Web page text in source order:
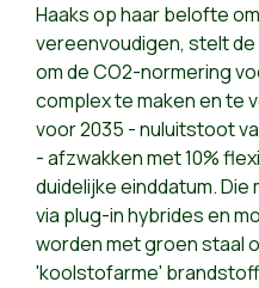
Haaks op haar belofte
vereenvoudigen, stelt
om de CO2-normering
complex te maken en te
voor 2035 - nuluitstoot
- afzwakken met 10%
duidelijke einddatum.
via plug-in hybrides en
worden met groen staal
'koolstofarme'